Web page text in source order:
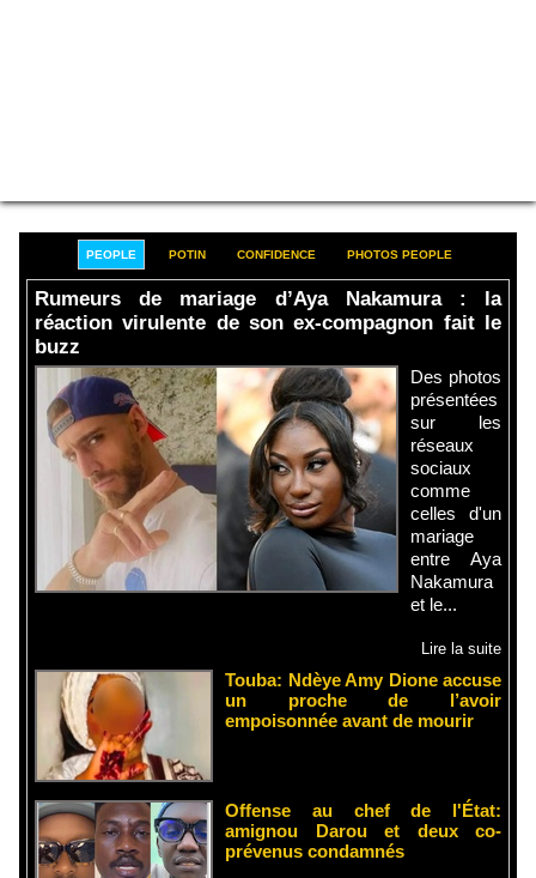
PEOPLE POTIN CONFIDENCE PHOTOS PEOPLE
Rumeurs de mariage d’Aya Nakamura : la
réaction virulente de son ex-compagnon fait le
buzz
Des photos
présentées
sur les
réseaux
sociaux
comme
celles d'un
mariage
entre Aya
Nakamura
et le...
Lire la suite
Touba: Ndèye Amy Dione accuse
un proche de l’avoir
empoisonnée avant de mourir
Offense au chef de l'État:
amignou Darou et deux co-
prévenus condamnés